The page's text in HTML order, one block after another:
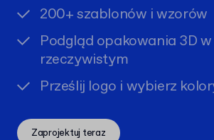
200+ szablonów i wzorów
Podgląd opakowania 3D
rzeczywistym
Prześlij logo i wybierz
Zaprojektuj teraz